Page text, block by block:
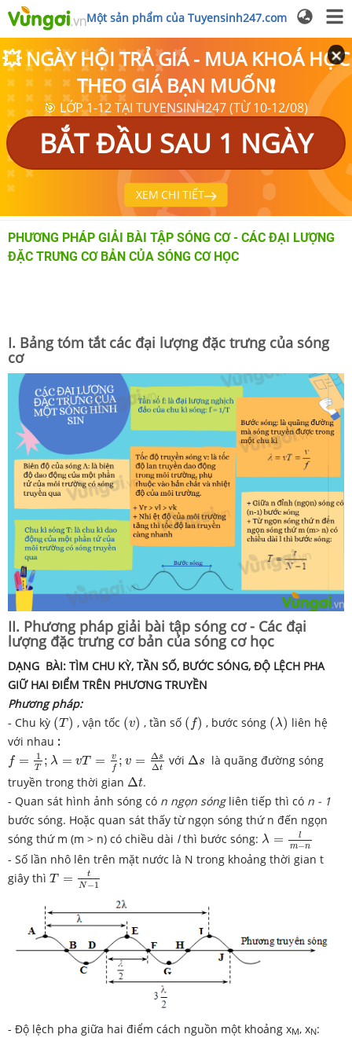
Một sản phẩm của Tuyensinh247.com
💥 NGÀY HỘI TRẢ GIÁ - MUA KHOÁ HỌC
THEO GIÁ BẠN MUỐN❗
🎯 LỚP 1-12 TẠI TUYENSINH247 (TỪ 10-12/08)
BẮT ĐẦU SAU 1 NGÀY
XEM CHI TIẾT
PHƯƠNG PHÁP GIẢI BÀI TẬP SÓNG CƠ - CÁC ĐẠI LƯỢNG
ĐẶC TRƯNG CƠ BẢN CỦA SÓNG CƠ HỌC
I. Bảng tóm tắt các đại lượng đặc trưng của sóng
cơ
II. Phương pháp giải bài tập sóng cơ - Các đại
lượng đặc trưng cơ bản của sóng cơ học
DẠNG BÀI: TÌM CHU KỲ, TẦN SỐ, BƯỚC SÓNG, ĐỘ LỆCH PHA
GIỮ HAI ĐIỂM TRÊN PHƯƠNG TRUYỀN
Phương pháp:
- Chu kỳ (T)
(T) , vận tốc (v)
(v ) , tần số ( f)
(f ) , bước sóng (λ)
(λ) liên hệ
với nhau :
f = 1
T ; λ = vT =
v
f ; v = Δs
Δt
f=1T;λ= v Δs với Δs
Δ s
là quãng đường sóng
truyền trong thời gian Δt
Δt .
- Quan sát hình ảnh sóng có n ngọn sóngliên tiếp thì có n - 1
bước sóng. Hoặc quan sát thấy từ ngọn sóng thứ n đến ngọn
sóng thứ m (m > n) có chiều dài lthì bước sóng: λ =
l
m−n
λ= lm−n
- Số lần nhô lên trên mặt nước là N trong khoảng thời gian t
giây thì T =
t
N−1
T=tN−1
- Độ lệch pha giữa hai điểm cách nguồn một khoảng xM, xN: